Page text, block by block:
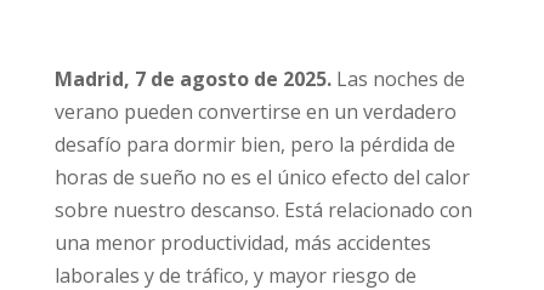
Madrid, 7 de agosto de 2025.Las noches de
verano pueden convertirse en un verdadero
desafío para dormir bien, pero la pérdida de
horas de sueño no es el único efecto del calor
sobre nuestro descanso. Está relacionado con
una menor productividad, más accidentes
laborales y de tráfico, y mayor riesgo de